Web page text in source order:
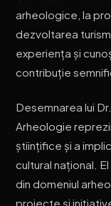
arheologice, la
dezvoltarea
experiența și
contribuție
Desemnarea lui
Arheologie
științifice și a
cultural național.
din domeniul
proiecte și